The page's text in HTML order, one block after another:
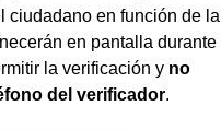
ciudadano en función de la
en pantalla durante
la verificación y no
del verificador.